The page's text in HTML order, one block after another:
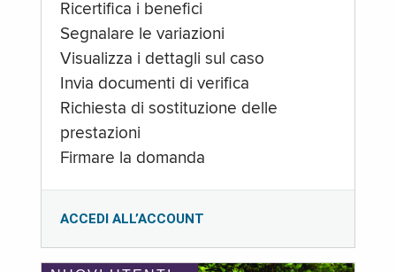
Ricertifica i benefici
Segnalare le variazioni
Visualizza i dettagli sul caso
Invia documenti di verifica
Richiesta di sostituzione delle
prestazioni
Firmare la domanda
ACCEDI ALL’ACCOUNT